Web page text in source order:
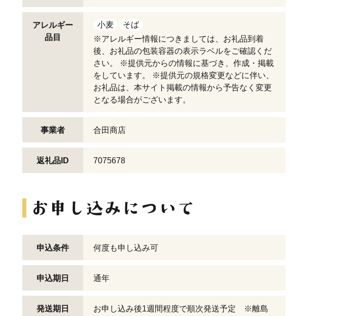
アレルギー
品目
小麦
そば
※アレルギー情報につきましては、お礼品到着
後、お礼品の包装容器の表示ラベルをご確認くだ
さい。 ※提供元からの情報に基づき、作成・掲載
をしています。 ※提供元の規格変更などに伴い、
お礼品は、本サイト掲載の情報から予告なく変更
となる場合がございます。
事業者 合田商店
返礼品ID 7075678
申込条件 何度も申し込み可
申込期日 通年
発送期日
お申し込み後1週間程度で順次発送予定 ※離島